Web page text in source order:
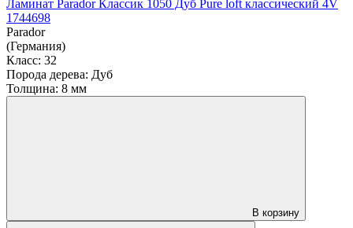
Ламинат Parador Классик 1050 Дуб Pure loft классический 4V
1744698
Parador
(Германия)
Класс: 32
Порода дерева: Дуб
Толщина: 8 мм
В корзину